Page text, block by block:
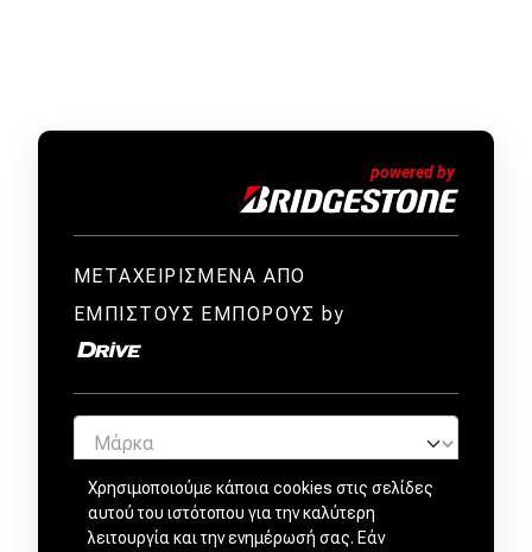
ΜΕΤΑΧΕΙΡΙΣΜΕΝΑ ΑΠΟ
ΕΜΠΙΣΤΟΥΣ ΕΜΠΟΡΟΥΣ by
Χρησιμοποιούμε κάποια cookies στις σελίδες
αυτού του ιστότοπου για την καλύτερη
λειτουργία και την ενημέρωσή σας. Εάν